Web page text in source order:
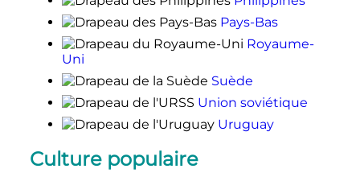
Pays-Bas
Royaume-
Uni
Suède
Union soviétique
Uruguay
Culture populaire